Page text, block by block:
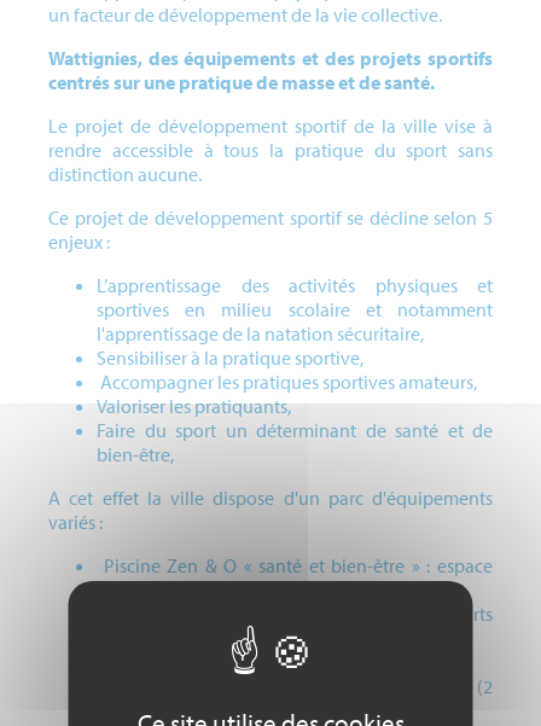
un facteur de développement de la vie collective.
Wattignies, des équipements et des projets sportifs
centrés sur une pratique de masse et de santé.
Le projet de développement sportif de la ville vise à
rendre accessible à tous la pratique du sport sans
distinction aucune.
Ce projet de développement sportif se décline selon 5
enjeux :
L’apprentissage des activités physiques et
sportives en milieu scolaire et notamment
l'apprentissage de la natation sécuritaire,
Sensibiliser à la pratique sportive,
Accompagner les pratiques sportives amateurs,
Valoriser les pratiquants,
Faire du sport un déterminant de santé et de
bien-être,
A cet effet la ville dispose d'un parc d'équipements
variés :
Piscine Zen & O « santé et bien-être » : espace
Salle Coubertin : Salle à dominante sports
Dojo Coubertin : Salle avec tatamis unique
Salle Polyvalente : Ancienne salle de tennis (2
terrains) avec club house à l’étage